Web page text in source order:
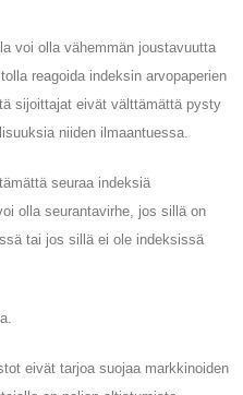
voi olla vähemmän joustavuutta
reagoida indeksin arvopaperien
sijoittajat eivät välttämättä pysty
niiden ilmaantuessa.
seuraa indeksiä
olla seurantavirhe, jos sillä on
tai jos sillä ei ole indeksissä
eivät tarjoa suojaa markkinoiden